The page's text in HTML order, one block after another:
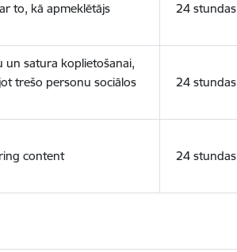
to, kā apmeklētājs
24 stundas
un satura koplietošanai,
trešo personu sociālos
24 stundas
content 24 stundas